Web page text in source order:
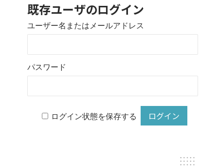
既存ユーザのログイン
ユーザー名またはメールアドレス
パスワード
ログイン状態を保存する